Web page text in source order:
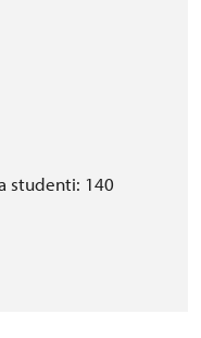
studenti: 140